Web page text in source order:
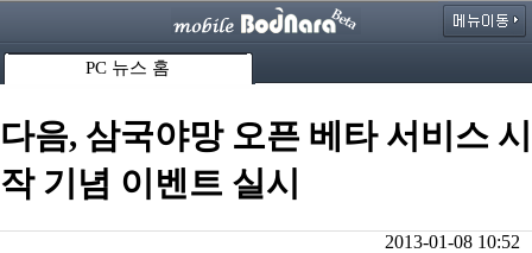
PC 뉴스 홈
다음, 삼국야망 오픈 베타 서비스 시
작 기념 이벤트 실시
2013-01-08 10:52